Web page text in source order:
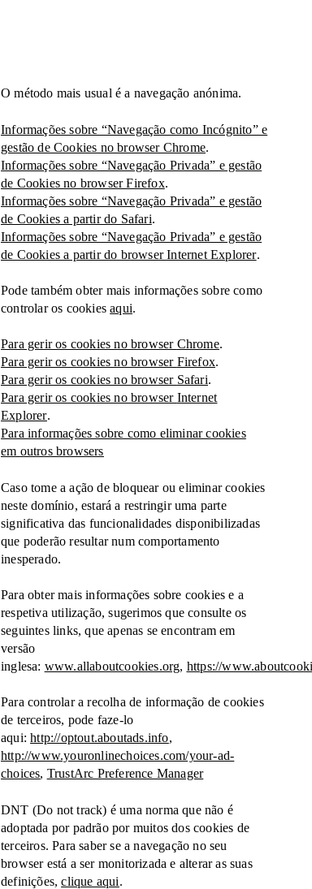
O método mais usual é a navegação anónima.
Informações sobre “Navegação como Incógnito” e
gestão de Cookies no browser Chrome.
Informações sobre “Navegação Privada” e gestão
de Cookies no browser Firefox.
Informações sobre “Navegação Privada” e gestão
de Cookies a partir do Safari.
Informações sobre “Navegação Privada” e gestão
de Cookies a partir do browser Internet Explorer.
Pode também obter mais informações sobre como
controlar os cookiesaqui.
Para gerir os cookies no browser Chrome.
Para gerir os cookies no browser Firefox.
Para gerir os cookies no browser Safari.
Para gerir os cookies no browser Internet
Explorer.
Para informações sobre como eliminar cookies
em outros browsers
Caso tome a ação de bloquear ou eliminar cookies
neste domínio, estará a restringir uma parte
significativa das funcionalidades disponibilizadas
que poderão resultar num comportamento
inesperado.
Para obter mais informações sobre cookies e a
respetiva utilização, sugerimos que consulte os
seguintes links, que apenas se encontram em
versão
inglesa: www.allaboutcookies.org, https://
Para controlar a recolha de informação de cookies
de terceiros, pode faze-lo
aqui:http://optout.aboutads.info,
http://www.youronlinechoices.com/your-ad-
choices, TrustArc Preference Manager
DNT (Do not track) é uma norma que não é
adoptada por padrão por muitos dos cookies de
terceiros. Para saber se a navegação no seu
browser está a ser monitorizada e alterar as suas
definições,clique aqui.